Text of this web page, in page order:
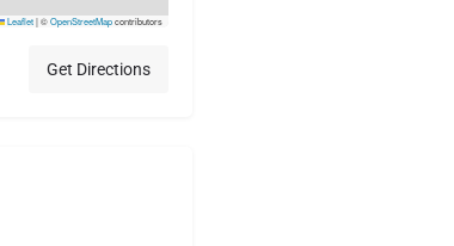
Leaflet|©OpenStreetMapcontributors
Get Directions